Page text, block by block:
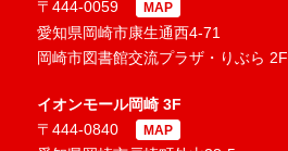
〒444-0059
MAP
愛知県岡崎市康生通西4-71
岡崎市図書館交流プラザ・りぶら 2F
イオンモール岡崎 3F
〒444-0840
MAP